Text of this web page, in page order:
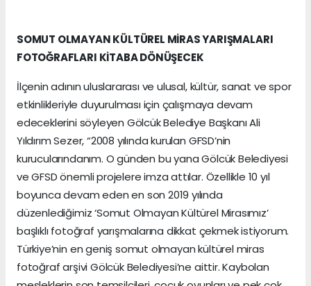
SOMUT OLMAYAN KÜLTÜREL MİRAS YARIŞMALARI
FOTOĞRAFLARI KİTABA DÖNÜŞECEK
İlçenin adının uluslararası ve ulusal, kültür, sanat ve spor
etkinlikleriyle duyurulması için çalışmaya devam
edeceklerini söyleyen Gölcük Belediye Başkanı Ali
Yıldırım Sezer, “2008 yılında kurulan GFSD’nin
kurucularındanım. O günden bu yana Gölcük Belediyesi
ve GFSD önemli projelere imza attılar. Özellikle 10 yıl
boyunca devam eden en son 2019 yılında
düzenlediğimiz ‘Somut Olmayan Kültürel Mirasımız’
başlıklı fotoğraf yarışmalarına dikkat çekmek istiyorum.
Türkiye’nin en geniş somut olmayan kültürel miras
fotoğraf arşivi Gölcük Belediyesi’ne aittir. Kaybolan